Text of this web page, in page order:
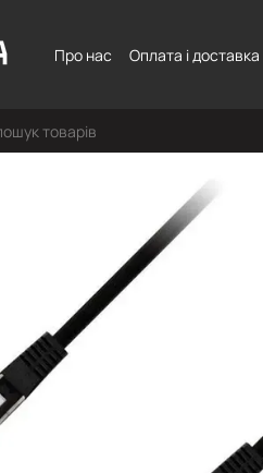
Про нас
Оплата і доставка